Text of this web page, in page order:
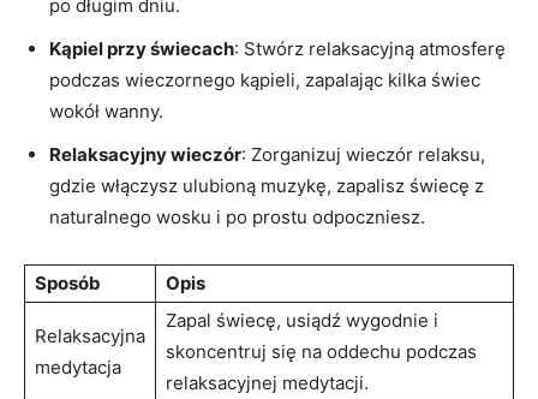
po długim dniu.
Kąpiel przy świecach: Stwórz ⁣relaksacyjną‌ atmosferę
podczas wieczornego kąpieli, zapalając​ kilka świec⁢
wokół wanny.
Relaksacyjny​ wieczór: Zorganizuj wieczór relaksu,
gdzie włączysz ⁤ulubioną muzykę, zapalisz świecę z
⁤naturalnego wosku i po prostu odpoczniesz.
Sposób Opis
Relaksacyjna
medytacja
Zapal‍ świecę, usiądź wygodnie i⁣
skoncentruj się na oddechu podczas
relaksacyjnej medytacji.